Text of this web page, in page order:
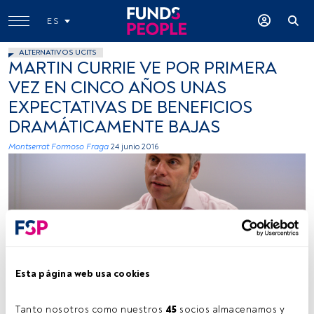
Esta página web usa cookies
Tanto nosotros como nuestros 45 socios almacenamos y
ES
ALTERNATIVOS UCITS
MARTIN CURRIE VE POR PRIMERA
VEZ EN CINCO AÑOS UNAS
EXPECTATIVAS DE BENEFICIOS
DRAMÁTICAMENTE BAJAS
Montserrat Formoso Fraga 24 junio 2016